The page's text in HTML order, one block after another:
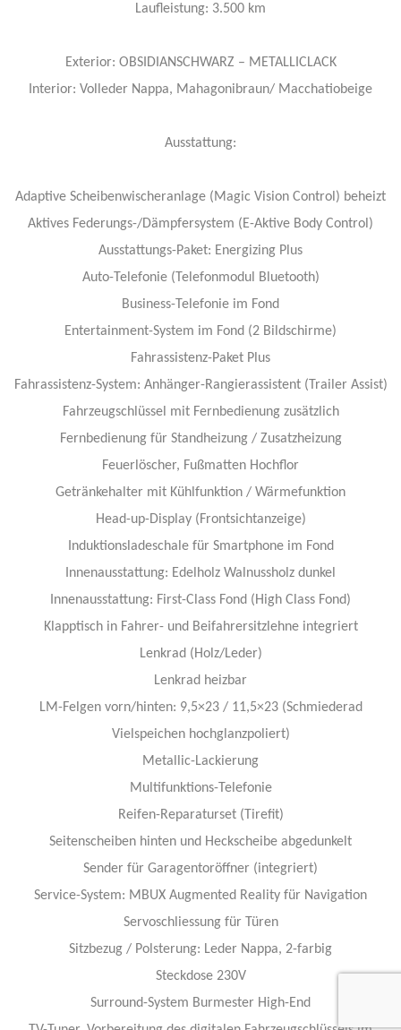
Laufleistung: 3.500 km
Exterior: OBSIDIANSCHWARZ – METALLICLACK
Interior: Volleder Nappa, Mahagonibraun/ Macchatiobeige
Ausstattung:
Adaptive Scheibenwischeranlage (Magic Vision Control) beheizt
Aktives Federungs-/Dämpfersystem (E-Aktive Body Control)
Ausstattungs-Paket: Energizing Plus
Auto-Telefonie (Telefonmodul Bluetooth)
Business-Telefonie im Fond
Entertainment-System im Fond (2 Bildschirme)
Fahrassistenz-Paket Plus
Fahrassistenz-System: Anhänger-Rangierassistent (Trailer Assist)
Fahrzeugschlüssel mit Fernbedienung zusätzlich
Fernbedienung für Standheizung / Zusatzheizung
Feuerlöscher, Fußmatten Hochflor
Getränkehalter mit Kühlfunktion / Wärmefunktion
Head-up-Display (Frontsichtanzeige)
Induktionsladeschale für Smartphone im Fond
Innenausstattung: Edelholz Walnussholz dunkel
Innenausstattung: First-Class Fond (High Class Fond)
Klapptisch in Fahrer- und Beifahrersitzlehne integriert
Lenkrad (Holz/Leder)
Lenkrad heizbar
LM-Felgen vorn/hinten: 9,5×23 / 11,5×23 (Schmiederad
Vielspeichen hochglanzpoliert)
Metallic-Lackierung
Multifunktions-Telefonie
Reifen-Reparaturset (Tirefit)
Seitenscheiben hinten und Heckscheibe abgedunkelt
Sender für Garagentoröffner (integriert)
Service-System: MBUX Augmented Reality für Navigation
Servoschliessung für Türen
Sitzbezug / Polsterung: Leder Nappa, 2-farbig
Steckdose 230V
Surround-System Burmester High-End